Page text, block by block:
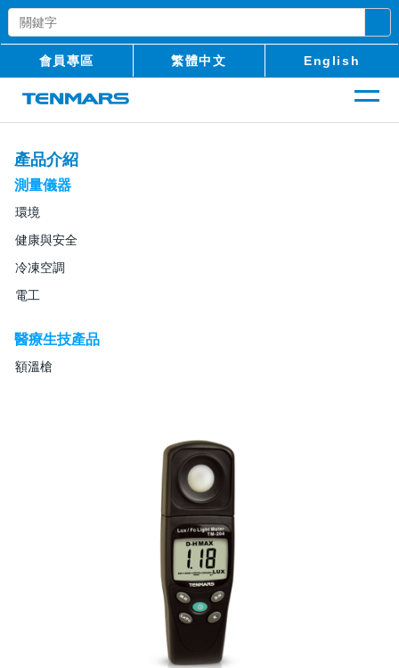
會員專區 繁體中文 English
產品介紹
測量儀器
環境
健康與安全
冷凍空調
電工
醫療生技產品
額溫槍